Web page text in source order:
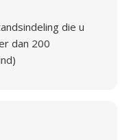
die u
dan 200